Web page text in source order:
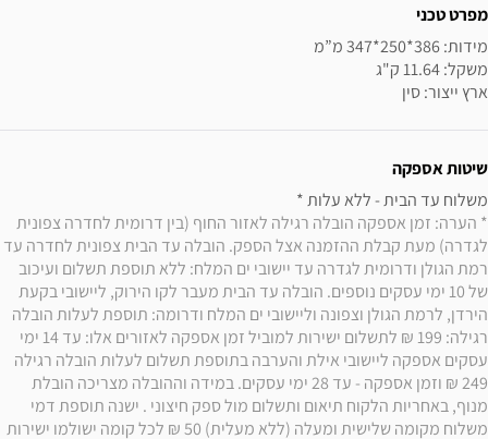
מפרט טכני
ארץ ייצור: סין
שיטות אספקה
משלוח עד הבית - ללא עלות *